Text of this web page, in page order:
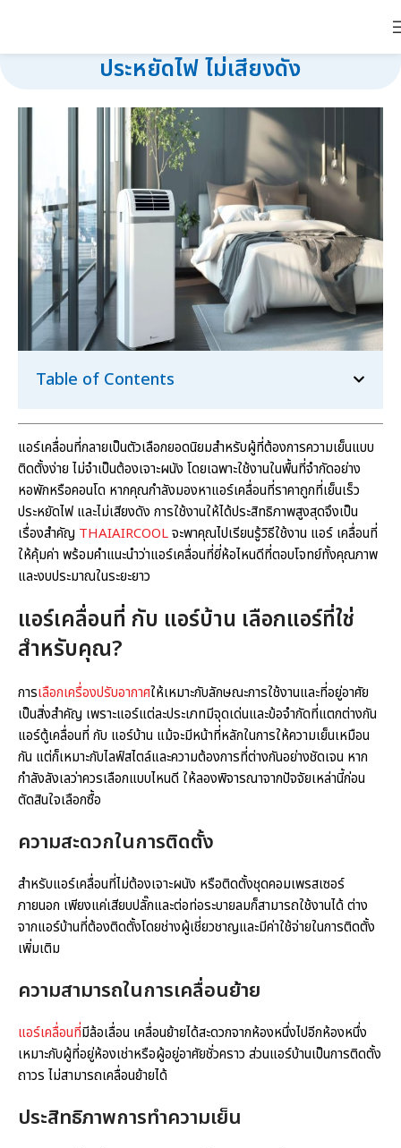
แอร์เคลื่อนที่ ใช้งานยังไงให้เย็นเร็ว
ประหยัดไฟ ไม่เสียงดัง
Table of Contents
แอร์เคลื่อนที่กลายเป็นตัวเลือกยอดนิยมสำหรับผู้ที่ต้องการความเย็นแบบ
ติดตั้งง่าย ไม่จำเป็นต้องเจาะผนัง โดยเฉพาะใช้งานในพื้นที่จำกัดอย่าง
หอพักหรือคอนโด หากคุณกำลังมองหาแอร์เคลื่อนที่ราคาถูกที่เย็นเร็ว
ประหยัดไฟ และไม่เสียงดัง การใช้งานให้ได้ประสิทธิภาพสูงสุดจึงเป็น
เรื่องสำคัญ THAIAIRCOOLจะพาคุณไปเรียนรู้วิธีใช้งาน แอร์ เคลื่อนที่
ให้คุ้มค่า พร้อมคำแนะนำว่าแอร์เคลื่อนที่ยี่ห้อไหนดีที่ตอบโจทย์ทั้งคุณภาพ
และงบประมาณในระยะยาว
แอร์เคลื่อนที่ กับ แอร์บ้าน เลือกแอร์ที่ใช่
สำหรับคุณ?
การเลือกเครื่องปรับอากาศให้เหมาะกับลักษณะการใช้งานและที่อยู่อาศัย
เป็นสิ่งสำคัญ เพราะแอร์แต่ละประเภทมีจุดเด่นและข้อจำกัดที่แตกต่างกัน
แอร์ตู้เคลื่อนที่ กับ แอร์บ้าน แม้จะมีหน้าที่หลักในการให้ความเย็นเหมือน
กัน แต่ก็เหมาะกับไลฟ์สไตล์และความต้องการที่ต่างกันอย่างชัดเจน หาก
กำลังลังเลว่าควรเลือกแบบไหนดี ให้ลองพิจารณาจากปัจจัยเหล่านี้ก่อน
ตัดสินใจเลือกซื้อ
ความสะดวกในการติดตั้ง
สำหรับแอร์เคลื่อนที่ไม่ต้องเจาะผนัง หรือติดตั้งชุดคอมเพรสเซอร์
ภายนอก เพียงแค่เสียบปลั๊กและต่อท่อระบายลมก็สามารถใช้งานได้ ต่าง
จากแอร์บ้านที่ต้องติดตั้งโดยช่างผู้เชี่ยวชาญและมีค่าใช้จ่ายในการติดตั้ง
เพิ่มเติม
ความสามารถในการเคลื่อนย้าย
แอร์เคลื่อนที่มีล้อเลื่อน เคลื่อนย้ายได้สะดวกจากห้องหนึ่งไปอีกห้องหนึ่ง
เหมาะกับผู้ที่อยู่ห้องเช่าหรือผู้อยู่อาศัยชั่วคราว ส่วนแอร์บ้านเป็นการติดตั้ง
ถาวร ไม่สามารถเคลื่อนย้ายได้
ประสิทธิภาพการทำความเย็น